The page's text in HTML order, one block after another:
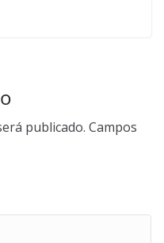
publicado. Campos